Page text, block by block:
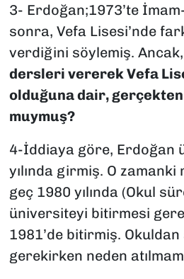
3- Erdoğan;1973’te
sonra, Vefa Lisesi’nde
verdiğini söylemiş. Ancak,
dersleri vererek Vefa
olduğuna dair, gerçekten
muymuş?
4-İddiaya göre, Erdoğan
yılında girmiş. O
geç 1980 yılında (Okul
üniversiteyi bitirmesi
1981’de bitirmiş. Okuldan
gerekirken neden